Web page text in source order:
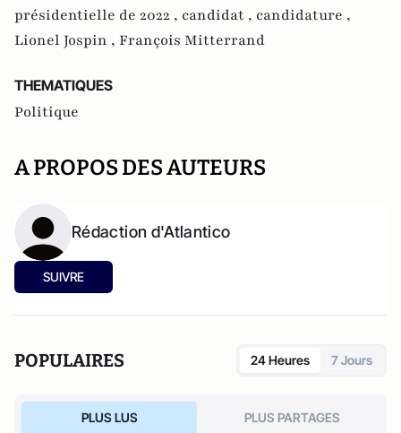
présidentielle de 2022 , candidat , candidature ,
Lionel Jospin , François Mitterrand
THEMATIQUES
Politique
A PROPOS DES AUTEURS
Rédaction d'Atlantico
SUIVRE
POPULAIRES 24 Heures 7 Jours
PLUS LUS PLUS PARTAGES